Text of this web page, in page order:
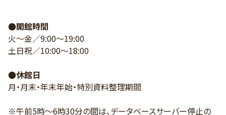
●開館時間
火～金／9:00～19:00
土日祝／10:00～18:00
●休館日
月・月末・年末年始・特別資料整理期間
※午前5時～6時30分の間は、データベースサーバー停止の